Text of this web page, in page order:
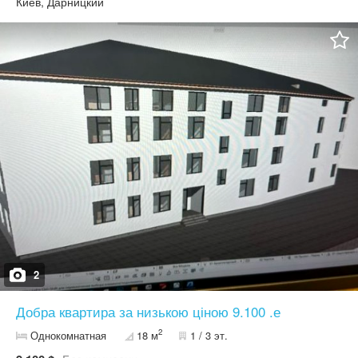
для першого житла, інвестиції або здачі в оренду. Чому це саме
те, що ви шукали: * 17,3 м² ідеального простору для
комфортного життя або прибуткової оренди * Безпечний
закритий комплекс — тиша, порядок і контрольований доступ *
Екологічно чистий район Бортничі — свіже повітря, зелень,
спокій * Зручне сполучення з містом: до метро "Бориспільська"
— всього 10 хв транспортом * Вигідна ціна від забудовника,
набагато дешевше, ніж після здачі будинку. Ціна поступово
росте. * Будинок вже в роботі (стадія зведення бетонних
конструкцій першого поверху (фундамент готовий)) — заселення
приблизно за 12 місяців.
2
Добра квартира за низькою ціною 9.100 .е
Однокомнатная 18 м2 1 / 3 эт.